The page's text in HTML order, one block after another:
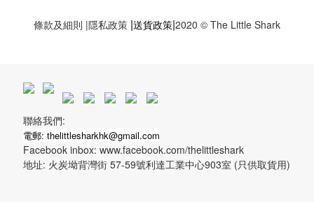
條款及細則 |隱私政策 |送貨政策|2020 © The Little Shark
聯絡我們:
電郵: thelittlesharkhk@gmail.com
Facebook inbox: www.facebook.com/thelittleshark
地址: 火炭坳背灣街 57-59號利達工業中心903室 (只供取貨用)